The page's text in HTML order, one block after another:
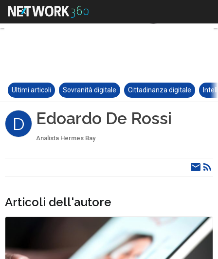
Ultimi articoli Sovranità digitale Cittadinanza digitale
D Edoardo De Rossi
Analista Hermes Bay
Articoli dell'autore